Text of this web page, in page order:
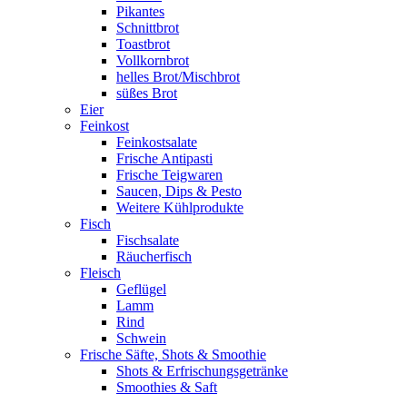
Pikantes
Schnittbrot
Toastbrot
Vollkornbrot
helles Brot/Mischbrot
süßes Brot
Eier
Feinkost
Feinkostsalate
Frische Antipasti
Frische Teigwaren
Saucen, Dips & Pesto
Weitere Kühlprodukte
Fisch
Fischsalate
Räucherfisch
Fleisch
Geflügel
Lamm
Rind
Schwein
Frische Säfte, Shots & Smoothie
Shots & Erfrischungsgetränke
Smoothies & Saft